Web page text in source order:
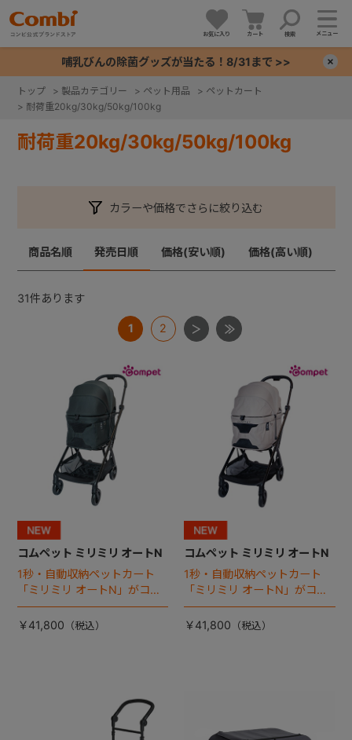
お気に入り カート 検索 メニュー
哺乳びんの除菌グッズが当たる！8/31まで >>
トップ > 製品カテゴリー > ペット用品 > ペットカート
> 耐荷重20kg/30kg/50kg/100kg
耐荷重20kg/30kg/50kg/100kg
カラーや価格でさらに絞り込む
商品名順 発売日順 価格(安い順) 価格(高い順)
31件あります
1 2
コムペット ミリミリ オートN
1秒・自動収納ペットカート
「ミリミリ オートN」がコム
ペットから登場！
￥41,800
コムペット ミリミリ オートN
1秒・自動収納ペットカート
「ミリミリ オートN」がコム
ペットから登場！
￥41,800